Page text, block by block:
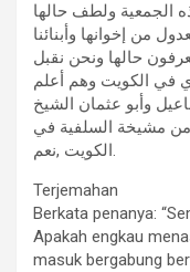
الجمعية ولطف حالها
من إخوانها وأبنائنا
حالها ونحن نقبل
في الكويت وهم أعلم
وأبو عثمان الشيخ
مشيخة السلفية في
الكويت ,نعم.
Terjemahan
Berkata penanya:
Apakah engkau
masuk bergabung